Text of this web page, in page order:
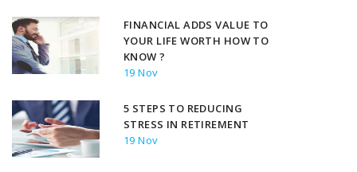
FINANCIAL ADDS VALUE TO
YOUR LIFE WORTH HOW TO
KNOW ?
19 Nov
5 STEPS TO REDUCING
STRESS IN RETIREMENT
19 Nov